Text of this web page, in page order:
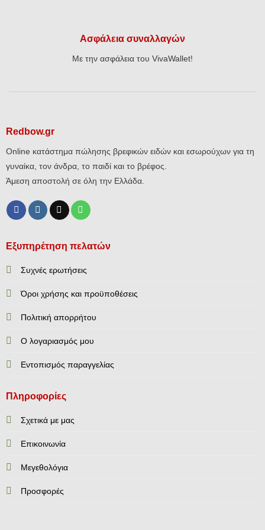
Ασφάλεια συναλλαγών
Με την ασφάλεια του VivaWallet!
Redbow.gr
Online κατάστημα πώλησης βρεφικών ειδών και εσωρούχων για τη
γυναίκα, τον άνδρα, το παιδί και το βρέφος.
Άμεση αποστολή σε όλη την Ελλάδα.
Εξυπηρέτηση πελατών
Συχνές ερωτήσεις
Όροι χρήσης και προϋποθέσεις
Πολιτική απορρήτου
Ο λογαριασμός μου
Εντοπισμός παραγγελίας
Πληροφορίες
Σχετικά με μας
Επικοινωνία
Mεγεθολόγια
Προσφορές